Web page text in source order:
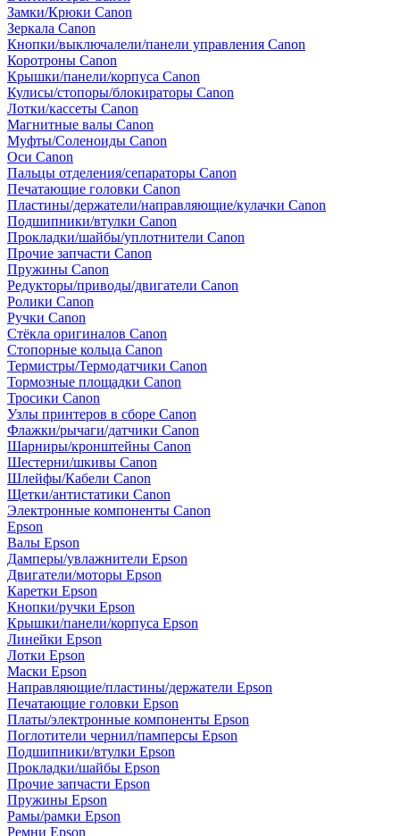
Замки/Крюки Canon
Зеркала Canon
Кнопки/выключалели/панели управления Canon
Коротроны Canon
Крышки/панели/корпуса Canon
Кулисы/стопоры/блокираторы Canon
Лотки/кассеты Canon
Магнитные валы Canon
Муфты/Соленоиды Canon
Оси Canon
Пальцы отделения/сепараторы Canon
Печатающие головки Canon
Пластины/держатели/направляющие/кулачки Canon
Подшипники/втулки Canon
Прокладки/шайбы/уплотнители Canon
Прочие запчасти Canon
Пружины Canon
Редукторы/приводы/двигатели Canon
Ролики Canon
Ручки Canon
Стёкла оригиналов Canon
Стопорные кольца Canon
Термистры/Термодатчики Canon
Тормозные площадки Canon
Тросики Canon
Узлы принтеров в сборе Canon
Флажки/рычаги/датчики Canon
Шарниры/кронштейны Canon
Шестерни/шкивы Canon
Шлейфы/Кабели Canon
Щетки/антистатики Canon
Электронные компоненты Canon
Epson
Валы Epson
Дамперы/увлажнители Epson
Двигатели/моторы Epson
Каретки Epson
Кнопки/ручки Epson
Крышки/панели/корпуса Epson
Линейки Epson
Лотки Epson
Маски Epson
Направляющие/пластины/держатели Epson
Печатающие головки Epson
Платы/электронные компоненты Epson
Поглотители чернил/памперсы Epson
Подшипники/втулки Epson
Прокладки/шайбы Epson
Прочие запчасти Epson
Пружины Epson
Рамы/рамки Epson
Ремни Epson